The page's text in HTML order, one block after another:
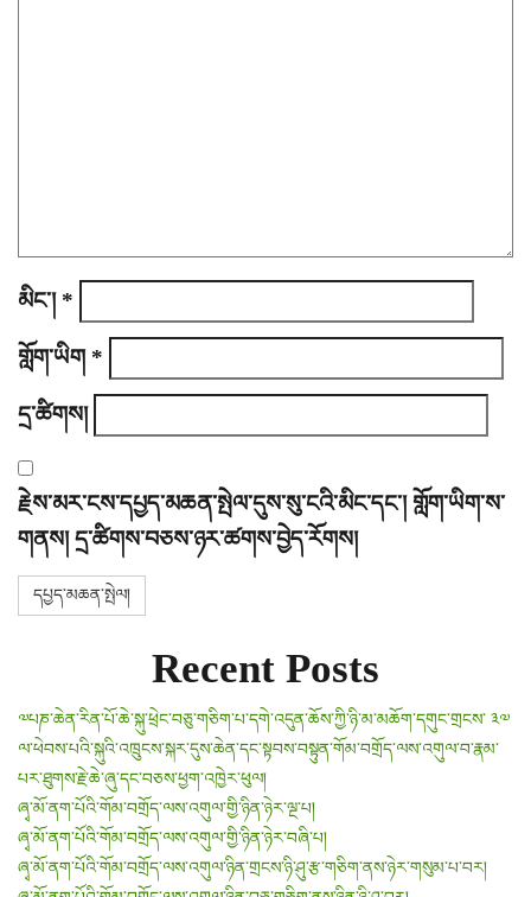
མིང་། *
གློག་ཡིག *
དྲ་ཚིགས།
རྗེས་མར་ངས་དཔྱད་མཆན་སྤེལ་དུས་སུ་ངའི་མིང་དང་། གློག་ཡིག་ས་
གནས། དྲ་ཚིགས་བཅས་ཉར་ཚགས་བྱེད་རོགས།
Recent Posts
༧པཎ་ཆེན་རིན་པོ་ཆེ་སྐུ་ཕྲེང་བཅུ་གཅིག་པ་དགེ་འདུན་ཆོས་ཀྱི་ཉི་མ་མཆོག་དགུང་གྲངས་ ༣༧
ལ་ཕེབས་པའི་སྐུའི་འཁྲུངས་སྐར་དུས་ཆེན་དང་སྟབས་བསྟུན་གོམ་བགྲོད་ལས་འགུལ་བ་རྣམ་
པར་ཐུགས་རྗེ་ཆེ་ཞུ་དང་བཅས་ཕྱག་འཁྱེར་ཕུལ།
ཞྭ་མོ་ནག་པོའི་གོམ་བགྲོད་ལས་འགུལ་གྱི་ཉིན་ཉེར་ལྔ་པ།
ཞྭ་མོ་ནག་པོའི་གོམ་བགྲོད་ལས་འགུལ་གྱི་ཉིན་ཉེར་བཞི་པ།
ཞྭ་མོ་ནག་པོའི་གོམ་བགྲོད་ལས་འགུལ་ཉིན་གྲངས་ཉི་ཤུ་རྩ་གཅིག་ནས་ཉེར་གསུམ་པ་བར།